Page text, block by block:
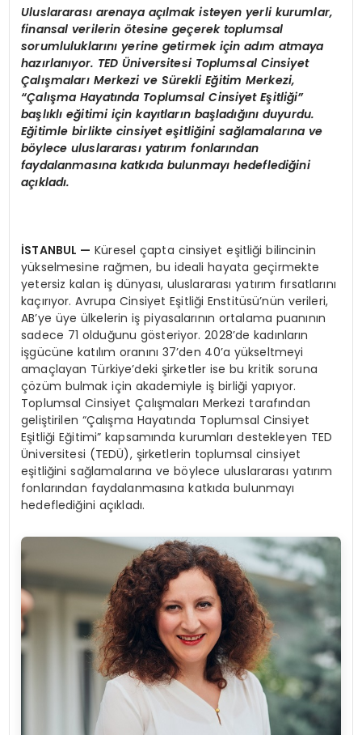
Uluslararası arenaya açılmak isteyen yerli kurumlar,
finansal verilerin ötesine geçerek toplumsal
sorumluluklarını yerine getirmek için adım atmaya
hazırlanıyor. TED Üniversitesi Toplumsal Cinsiyet
Çalışmaları Merkezi ve Sürekli Eğitim Merkezi,
“Çalışma Hayatında Toplumsal Cinsiyet Eşitliği”
başlıklı eğitimi için kayıtların başladığını duyurdu.
Eğitimle birlikte cinsiyet eşitliğini sağlamalarına ve
böylece uluslararası yatırım fonlarından
faydalanmasına katkıda bulunmayı hedeflediğini
açıkladı.
İSTANBUL — Küresel çapta cinsiyet eşitliği bilincinin
yükselmesine rağmen, bu ideali hayata geçirmekte
yetersiz kalan iş dünyası, uluslararası yatırım fırsatlarını
kaçırıyor. Avrupa Cinsiyet Eşitliği Enstitüsü’nün verileri,
AB’ye üye ülkelerin iş piyasalarının ortalama puanının
sadece 71 olduğunu gösteriyor. 2028’de kadınların
işgücüne katılım oranını 37’den 40’a yükseltmeyi
amaçlayan Türkiye’deki şirketler ise bu kritik soruna
çözüm bulmak için akademiyle iş birliği yapıyor.
Toplumsal Cinsiyet Çalışmaları Merkezi tarafından
geliştirilen “Çalışma Hayatında Toplumsal Cinsiyet
Eşitliği Eğitimi” kapsamında kurumları destekleyen TED
Üniversitesi (TEDÜ), şirketlerin toplumsal cinsiyet
eşitliğini sağlamalarına ve böylece uluslararası yatırım
fonlarından faydalanmasına katkıda bulunmayı
hedeflediğini açıkladı.